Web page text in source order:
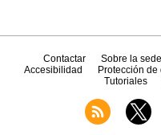
Contactar Sobre la
Accesibilidad
Protección de
Tutoriales